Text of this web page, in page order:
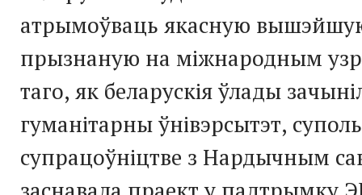
атрымоўваць якасную
прызнаную на міжнародным
таго, як беларускія ўлады
гуманітарны ўнівэрсытэт,
супрацоўніцтве з Нардычным